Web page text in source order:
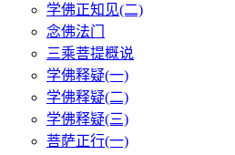
学佛正知见(二)
念佛法门
三乘菩提概说
学佛释疑(一)
学佛释疑(二)
学佛释疑(三)
菩萨正行(一)